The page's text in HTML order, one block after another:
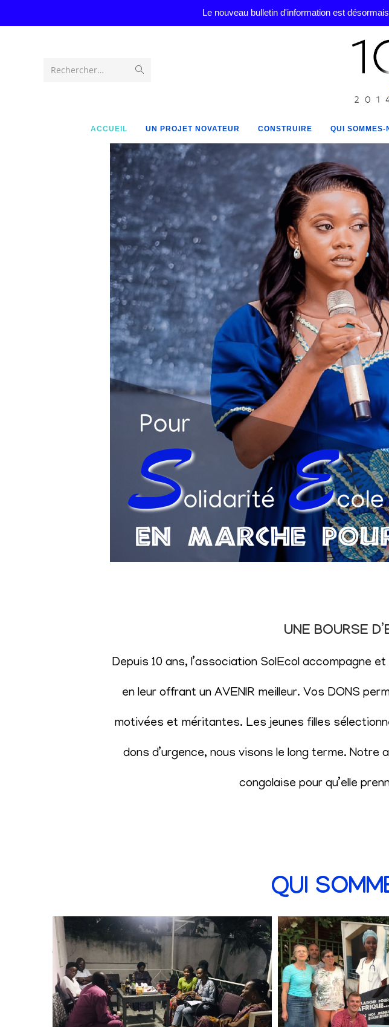
Le nouveau bulletin d'information est
Rechercher…
ACCUEIL UN PROJET NOVATEUR CONSTRUIRE QUI SOMMES-
UNE BOURSE
Depuis 10 ans, l’association SolEcol accompagne
en leur offrant un AVENIR meilleur. Vos DONS
motivées et méritantes. Les jeunes filles
dons d’urgence, nous visons le long terme. Notre
congolaise pour qu’elle
QUI